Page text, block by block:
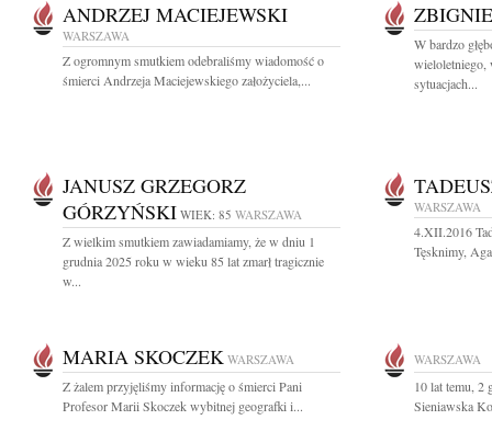
ANDRZEJ MACIEJEWSKI
WARSZAWA
Z ogromnym smutkiem odebraliśmy wiadomość o
śmierci Andrzeja Maciejewskiego założyciela,...
W bardzo
wieloletniego,
sytuacjach...
JANUSZ GRZEGORZ
GÓRZYŃSKI WIEK: 85 WARSZAWA
Z wielkim smutkiem zawiadamiamy, że w dniu 1
grudnia 2025 roku w wieku 85 lat zmarł tragicznie
w...
WARSZAWA
4.XII.2016
Tęsknimy,
MARIA SKOCZEK WARSZAWA
Z żalem przyjęliśmy informację o śmierci Pani
Profesor Marii Skoczek wybitnej geografki i...
WARSZAWA
10 lat temu, 2
Sieniawska